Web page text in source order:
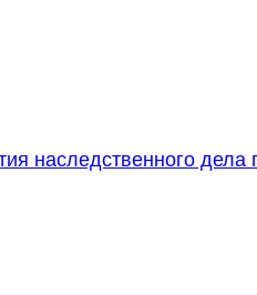
наследственного дела